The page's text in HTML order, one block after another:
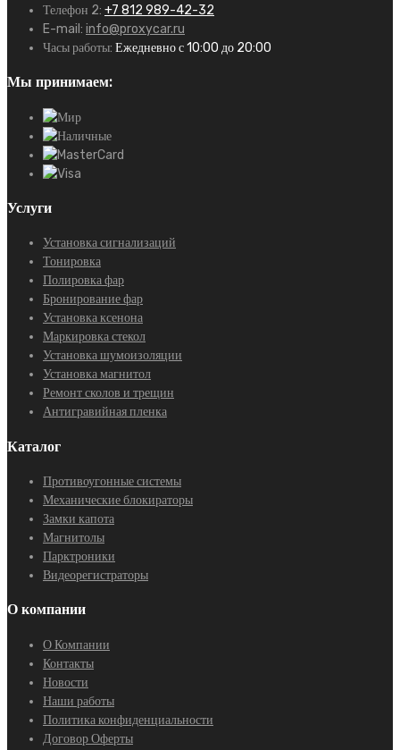
Телефон 2: +7 812 989-42-32
E-mail: info@proxycar.ru
Часы работы: Ежедневно с 10:00 до 20:00
Мы принимаем:
Услуги
Установка сигнализаций
Тонировка
Полировка фар
Бронирование фар
Установка ксенона
Маркировка стекол
Установка шумоизоляции
Установка магнитол
Ремонт сколов и трещин
Антигравийная пленка
Каталог
Противоугонные системы
Механические блокираторы
Замки капота
Магнитолы
Парктроники
Видеорегистраторы
О компании
О Компании
Контакты
Новости
Наши работы
Политика конфиденциальности
Договор Оферты